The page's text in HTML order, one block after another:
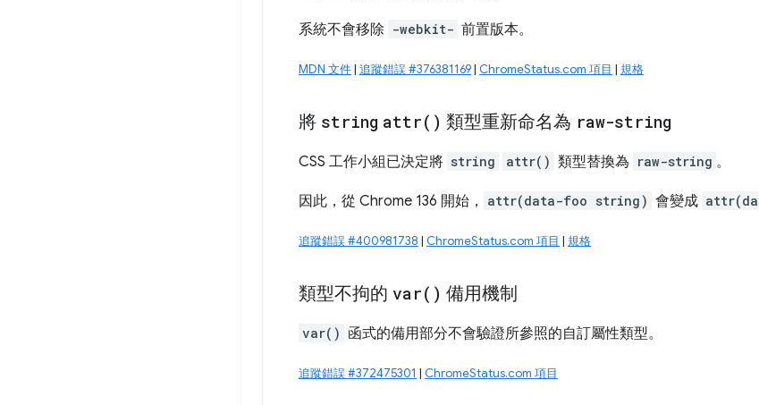
系統不會移除 -webkit- 前置版本。
MDN 文件| 追蹤錯誤 #376381169| ChromeStatus.com 項目 | 規格
將 string attr( ) 類型重新命名為 raw-string
CSS 工作小組已決定將 string attr() 類型替換為 raw-string 。
因此，從 Chrome 136 開始， attr(data-foo string) 會變成
追蹤錯誤 #400981738 | ChromeStatus.com 項目 | 規格
類型不拘的 var( ) 備用機制
var() 函式的備用部分不會驗證所參照的自訂屬性類型。
追蹤錯誤 #372475301 | ChromeStatus.com 項目